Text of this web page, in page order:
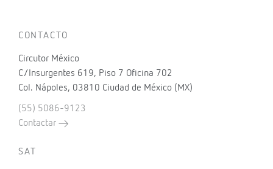
CONTACTO
Circutor México
C/Insurgentes 619, Piso 7 Oficina 702
Col. Nápoles, 03810 Ciudad de México (MX)
(55) 5086-9123
Contactar
SAT